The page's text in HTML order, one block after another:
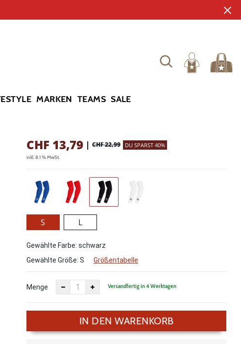
MARKEN TEAMS SALE
CHF 13,79 | CHF 22,99 DU SPARST 40%
inkl. 8.1 % MwSt.
S L
Gewählte Farbe: schwarz
Gewählte Größe: S Größentabelle
Menge Versandfertig in 4 Werktagen
IN DEN WARENKORB